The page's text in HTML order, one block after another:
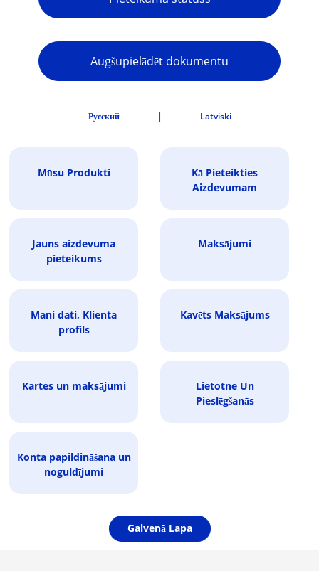
Augšupielādēt dokumentu
Русский | Latviski
Mūsu Produkti
Kā Pieteikties
Aizdevumam
Jauns aizdevuma
pieteikums
Maksājumi
Mani dati, Klienta
profils
Kavēts Maksājums
Kartes un maksājumi
Lietotne Un
Pieslēgšanās
Konta papildināšana un
noguldījumi
Galvenā Lapa